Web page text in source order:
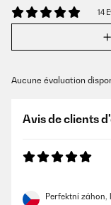
14
Aucune évaluation
Avis de clients
Perfektní záhon,